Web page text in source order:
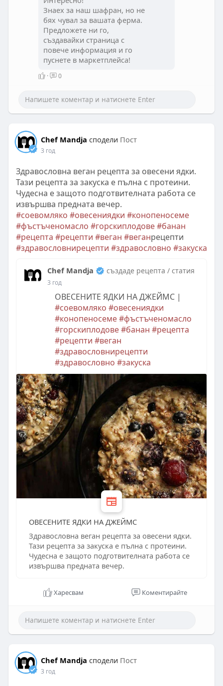
Знаех за наш шафран, но не
бях чувал за вашата ферма.
Предложете ни го,
създавайки страница с
повече информация и го
пуснете в маркетплейса!
· 0
Chef Mandja сподели Пост
3 год
Здравословна веган рецепта за овесени ядки.
Тази рецепта за закуска е пълна с протеини.
Чудесна е защото подготвителната работа се
извършва предната вечер.
#соевомляко #овесениядки #конопеносеме
#фъстъченомасло #горскиплодове#банан
#рецепта #рецепти #веган #веганрецепти
#здравословнирецепти #здравословно #закуска
Chef Mandja създаде рецепта / статия
3 год
ОВЕСЕНИТЕ ЯДКИ НА ДЖЕЙМС |
#соевомляко #овесениядки
#конопеносеме#фъстъченомасло
#горскиплодове#банан #рецепта
#рецепти #веган
#здравословнирецепти
#здравословно #закуска
ОВЕСЕНИТЕ ЯДКИ НА ДЖЕЙМС
Здравословна веган рецепта за овесени ядки.
Тази рецепта за закуска е пълна с протеини.
Чудесна е защото подготвителната работа се
извършва предната вечер.
Харесвам Коментирайте
Chef Mandja сподели Пост
3 год